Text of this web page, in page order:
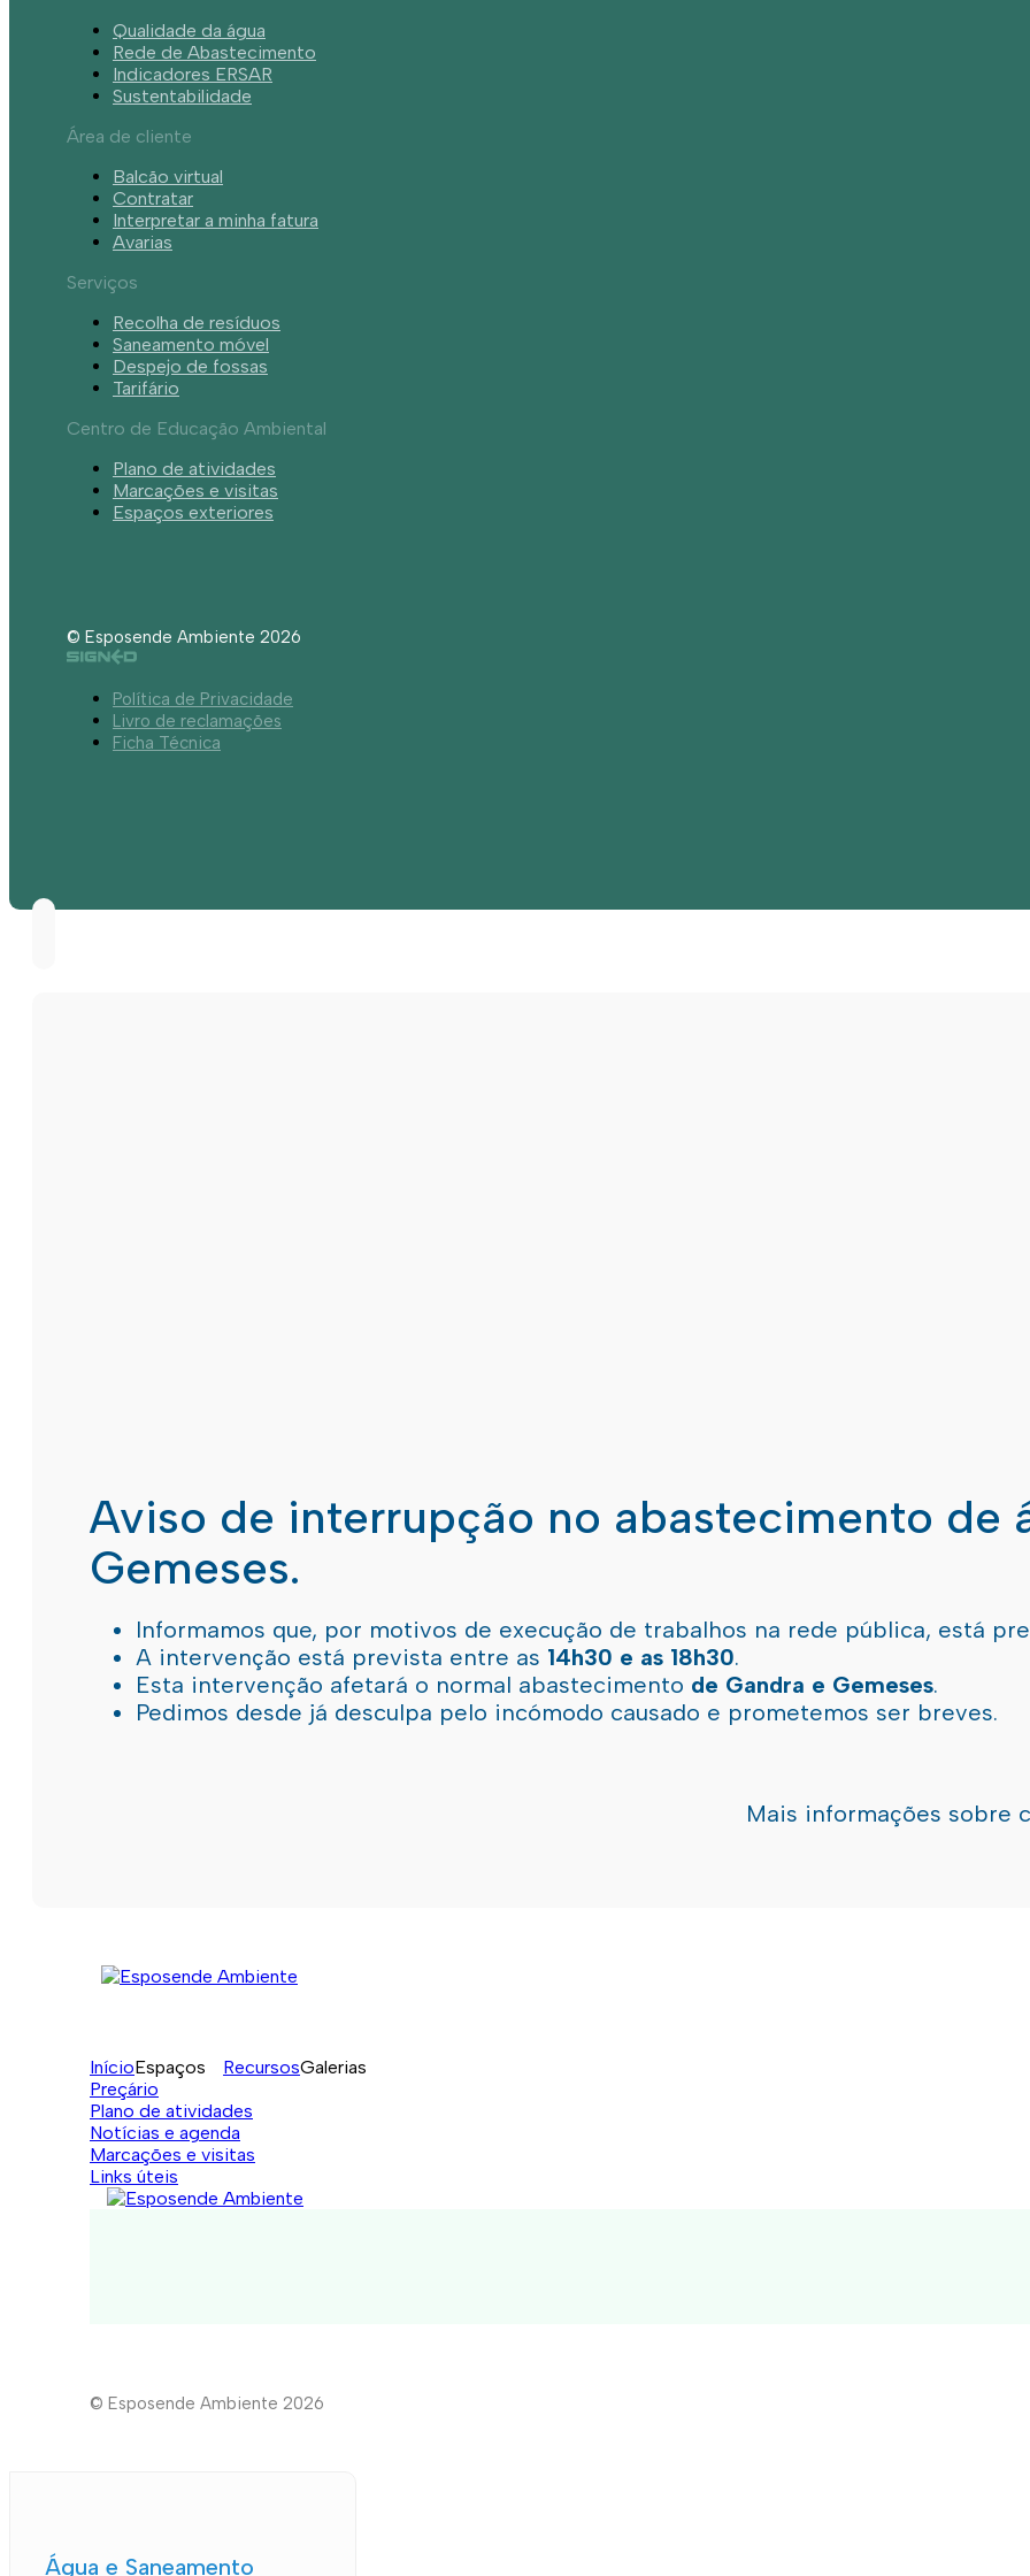
Qualidade da água
Rede de Abastecimento
Indicadores ERSAR
Sustentabilidade
Área de cliente
Balcão virtual
Contratar
Interpretar a minha fatura
Avarias
Serviços
Recolha de resíduos
Saneamento móvel
Despejo de fossas
Tarifário
Centro de Educação Ambiental
Plano de atividades
Marcações e visitas
Espaços exteriores
© Esposende Ambiente 2026
Política de Privacidade
Livro de reclamações
Ficha Técnica
Aviso de interrupção no abastecimento de
Gemeses.
Informamos que, por motivos de execução de trabalhos na rede pública, está
A intervenção está prevista entre as 14h30 e as 18h30.
Esta intervenção afetará o normal abastecimento de Gandra e Gemeses.
Pedimos desde já desculpa pelo incómodo causado e prometemos ser breves.
Mais informações sobre
InícioEspaços RecursosGalerias
Preçário
Plano de atividades
Notícias e agenda
Marcações e visitas
Links úteis
© Esposende Ambiente 2026
Água e Saneamento